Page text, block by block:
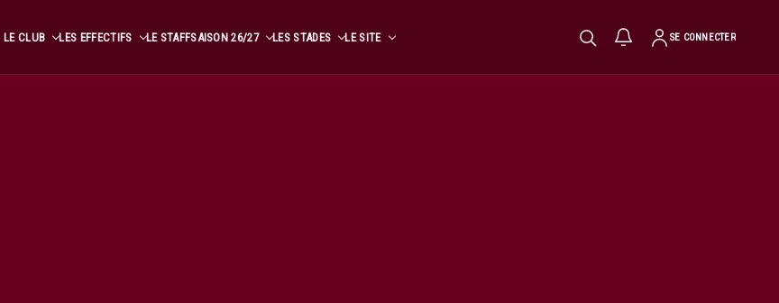
LE CLUB LES EFFECTIFS LE STAFFSAISON 26/27 LES STADES LE SITE SE CONNECTER